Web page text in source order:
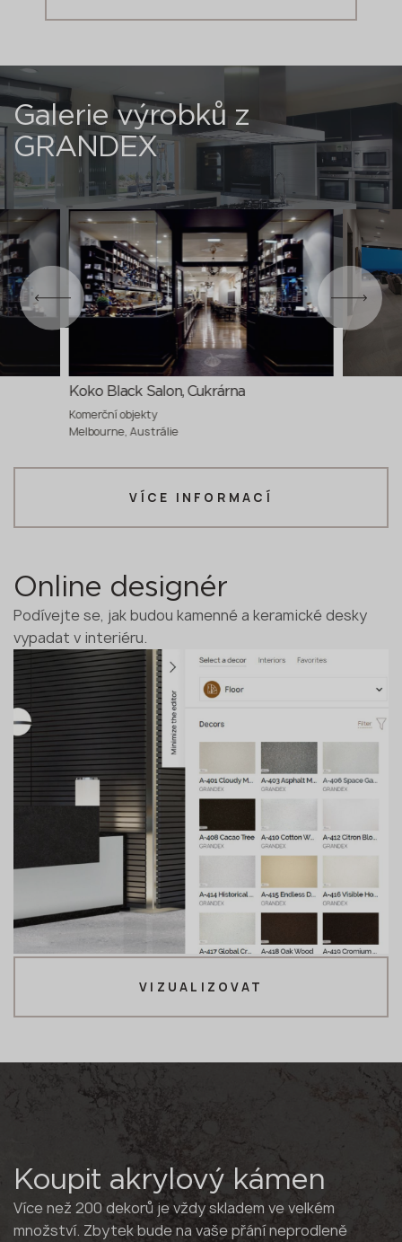
Galerie výrobků z
GRANDEX
Koko Black Salon, Cukrárna
Komerční objekty
Melbourne, Austrálie
VÍCE INFORMACÍ
Online designér
Podívejte se, jak budou kamenné a keramické desky
vypadat v interiéru.
VIZUALIZOVAT
Koupit akrylový kámen
Více než 200 dekorů je vždy skladem ve velkém
množství. Zbytek bude na vaše přání neprodleně